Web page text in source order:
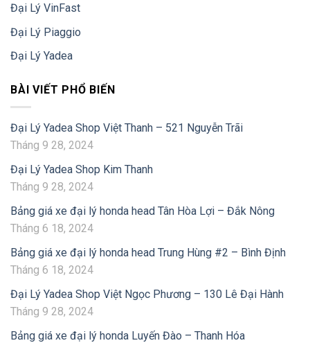
Đại Lý VinFast
Đại Lý Piaggio
Đại Lý Yadea
BÀI VIẾT PHỔ BIẾN
Đại Lý Yadea Shop Việt Thanh – 521 Nguyễn Trãi
Tháng 9 28, 2024
Đại Lý Yadea Shop Kim Thanh
Tháng 9 28, 2024
Bảng giá xe đại lý honda head Tân Hòa Lợi – Đắk Nông
Tháng 6 18, 2024
Bảng giá xe đại lý honda head Trung Hùng #2 – Bình Định
Tháng 6 18, 2024
Đại Lý Yadea Shop Việt Ngọc Phương – 130 Lê Đại Hành
Tháng 9 28, 2024
Bảng giá xe đại lý honda Luyến Đào – Thanh Hóa